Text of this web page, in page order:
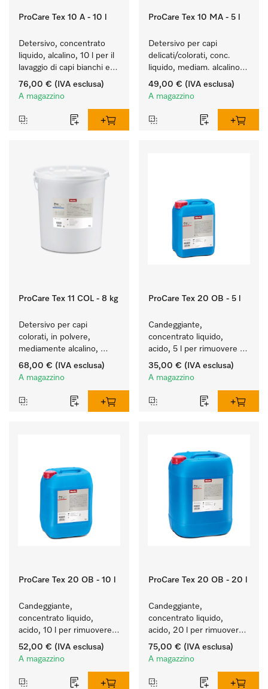
ProCare Tex 10 A - 10 l
Detersivo, concentrato
liquido, alcalino, 10 l per il
lavaggio di capi bianchi e
colorati resistenti.
76,00 € (IVA esclusa)
A magazzino
ProCare Tex 10 MA - 5 l
Detersivo per capi
delicati/colorati, conc.
liquido, mediam. alcalino,
5 l per il lavaggio di capi
colorati e capi delicati.
49,00 € (IVA esclusa)
A magazzino
ProCare Tex 11 COL - 8 kg
Detersivo per capi
colorati, in polvere,
mediamente alcalino,
8 kg per preservare i
colori e il lavaggio dei capi
68,00 € (IVA esclusa)
A magazzino
ProCare Tex 20 OB - 5 l
Candeggiante,
concentrato liquido,
acido, 5 l per rimuovere
efficacemente le macchie
più ostinate.
35,00 € (IVA esclusa)
A magazzino
ProCare Tex 20 OB - 10 l
Candeggiante,
concentrato liquido,
acido, 10 l per rimuovere
efficacemente le macchie
più ostinate.
52,00 € (IVA esclusa)
A magazzino
ProCare Tex 20 OB - 20 l
Candeggiante,
concentrato liquido,
acido, 20 l per rimuovere
efficacemente le macchie
più ostinate.
75,00 € (IVA esclusa)
A magazzino